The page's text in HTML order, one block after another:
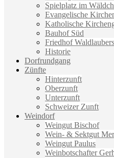
Spielplatz im
Evangelische
Katholische
Bauhof Süd
Friedhof
Historie
Dorfrundgang
Zünfte
Hinterzunft
Oberzunft
Unterzunft
Schweizer Zunft
Weindorf
Weingut Bischof
Wein- & Sektgut
Weingut Paulus
Weinbotschafter